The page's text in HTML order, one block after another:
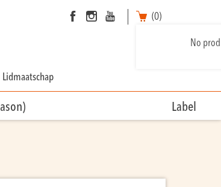
(0)
No
Lidmaatschap
Label